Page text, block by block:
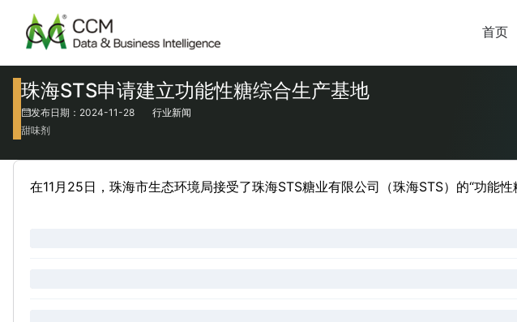
首页
珠海STS申请建立功能性糖综合生产基地
发布日期：2024-11-28
行业新闻
甜味剂
在11月25日，珠海市生态环境局接受了珠海STS糖业有限公司（珠海STS）的“功能